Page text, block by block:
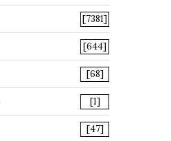
[7381]
[644]
[68]
[1]
[47]